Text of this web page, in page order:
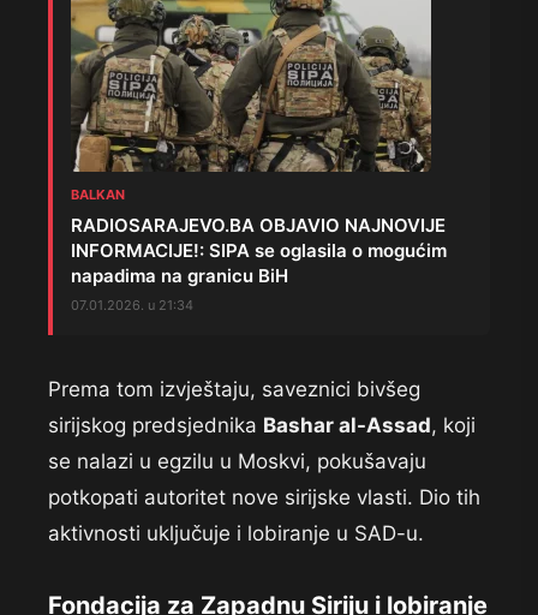
BALKAN
RADIOSARAJEVO.BA OBJAVIO NAJNOVIJE
INFORMACIJE!: SIPA se oglasila o mogućim
napadima na granicu BiH
07.01.2026. u 21:34
Prema tom izvještaju, saveznici bivšeg
sirijskog predsjednika Bashar al-Assad, koji
se nalazi u egzilu u Moskvi, pokušavaju
potkopati autoritet nove sirijske vlasti. Dio tih
aktivnosti uključuje i lobiranje u SAD-u.
Fondacija za Zapadnu Siriju i lobiranje